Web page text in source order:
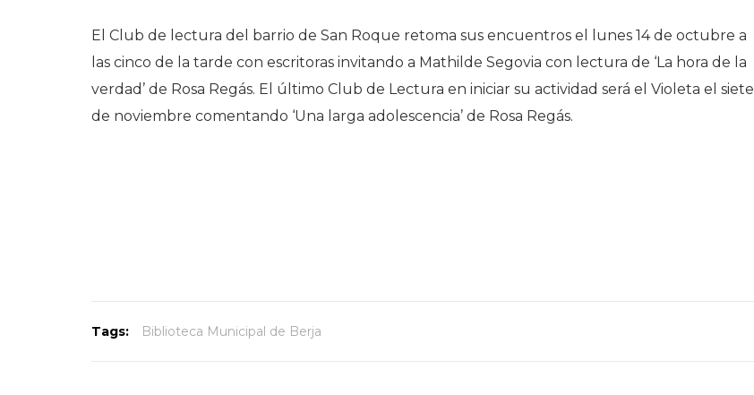
El Club de lectura del barrio de San Roque retoma sus encuentros el lunes 14 de octubre a
las cinco de la tarde con escritoras invitando a Mathilde Segovia con lectura de ‘La hora de la
verdad’ de Rosa Regás. El último Club de Lectura en iniciar su actividad será el Violeta el siete
de noviembre comentando ‘Una larga adolescencia’ de Rosa Regás.
Tags: Biblioteca Municipal de Berja